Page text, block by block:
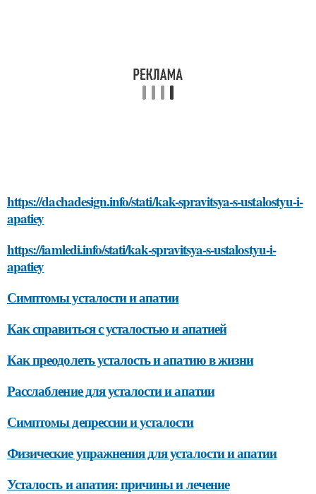
https://dachadesign.info/stati/kak-spravitsya-s-ustalostyu-i-
apatiey
https://iamledi.info/stati/kak-spravitsya-s-ustalostyu-i-
apatiey
Симптомы усталости и апатии
Как справиться с усталостью и апатией
Как преодолеть усталость и апатию в жизни
Расслабление для усталости и апатии
Симптомы депрессии и усталости
Физические упражнения для усталости и апатии
Усталость и апатия: причины и лечение